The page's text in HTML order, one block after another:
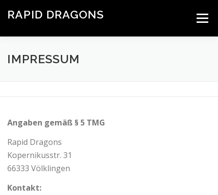
InhaltRAPID DRAGONS Menü
HOME EVENTS
DATENSCHUTZ
IMPRESSUM
Angaben gemäß § 5 TMG
Rapid Dragons
Kopernikusstr. 31
66333 Völklingen
Kontakt: